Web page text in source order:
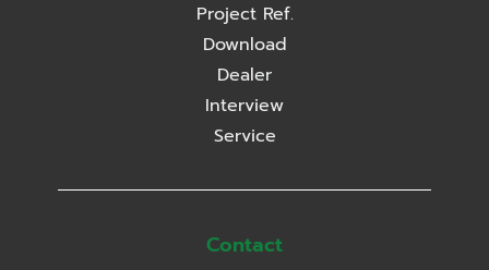
Project Ref.
Download
Dealer
Interview
Service
Contact